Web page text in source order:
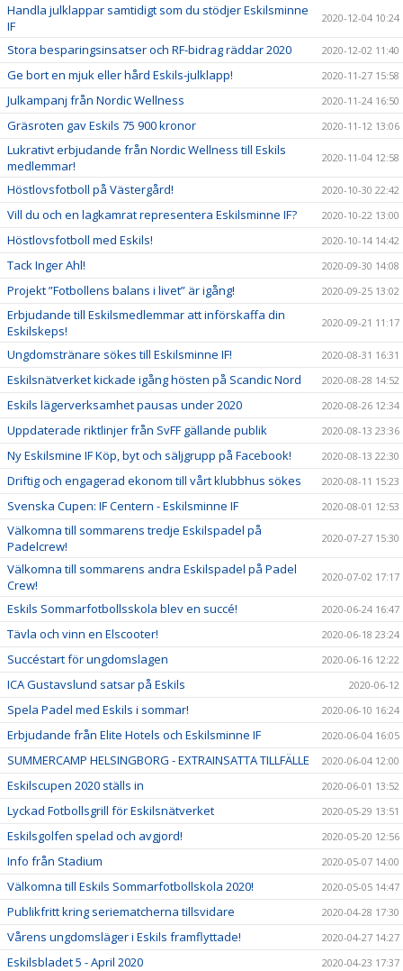
Handla julklappar samtidigt som du stödjer Eskilsminne
IF
2020-12-04 10:24
Stora besparingsinsatser och RF-bidrag räddar 2020 2020-12-02 11:40
Ge bort en mjuk eller hård Eskils-julklapp! 2020-11-27 15:58
Julkampanj från Nordic Wellness 2020-11-24 16:50
Gräsroten gav Eskils 75 900 kronor 2020-11-12 13:06
Lukrativt erbjudande från Nordic Wellness till Eskils
medlemmar!
2020-11-04 12:58
Höstlovsfotboll på Västergård! 2020-10-30 22:42
Vill du och en lagkamrat representera Eskilsminne IF? 2020-10-22 13:00
Höstlovsfotboll med Eskils! 2020-10-14 14:42
Tack Inger Ahl! 2020-09-30 14:08
Projekt ”Fotbollens balans i livet” är igång! 2020-09-25 13:02
Erbjudande till Eskilsmedlemmar att införskaffa din
Eskilskeps!
2020-09-21 11:17
Ungdomstränare sökes till Eskilsminne IF! 2020-08-31 16:31
Eskilsnätverket kickade igång hösten på Scandic Nord 2020-08-28 14:52
Eskils lägerverksamhet pausas under 2020 2020-08-26 12:34
Uppdaterade riktlinjer från SvFF gällande publik 2020-08-13 23:36
Ny Eskilsmine IF Köp, byt och säljgrupp på Facebook! 2020-08-13 22:30
Driftig och engagerad ekonom till vårt klubbhus sökes 2020-08-11 15:23
Svenska Cupen: IF Centern - Eskilsminne IF 2020-08-01 12:53
Välkomna till sommarens tredje Eskilspadel på
Padelcrew!
2020-07-27 15:30
Välkomna till sommarens andra Eskilspadel på Padel
Crew!
2020-07-02 17:17
Eskils Sommarfotbollsskola blev en succé! 2020-06-24 16:47
Tävla och vinn en Elscooter! 2020-06-18 23:24
Succéstart för ungdomslagen 2020-06-16 12:22
ICA Gustavslund satsar på Eskils 2020-06-12
Spela Padel med Eskils i sommar! 2020-06-10 16:24
Erbjudande från Elite Hotels och Eskilsminne IF 2020-06-04 16:05
SUMMERCAMP HELSINGBORG - EXTRAINSATTA TILLFÄLLE 2020-06-04 12:00
Eskilscupen 2020 ställs in 2020-06-01 13:52
Lyckad Fotbollsgrill för Eskilsnätverket 2020-05-29 13:51
Eskilsgolfen spelad och avgjord! 2020-05-20 12:56
Info från Stadium 2020-05-07 14:00
Välkomna till Eskils Sommarfotbollskola 2020! 2020-05-05 14:47
Publikfritt kring seriematcherna tillsvidare 2020-04-28 17:30
Vårens ungdomsläger i Eskils framflyttade! 2020-04-27 14:27
Eskilsbladet 5 - April 2020 2020-04-23 17:37